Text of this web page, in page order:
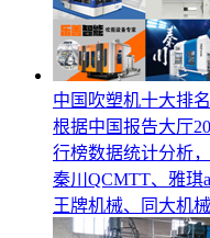
中国吹塑机十大排名
根据中国报告大厅
行榜数据统计分析
秦川QCMTT、雅琪
王牌机械、同大机